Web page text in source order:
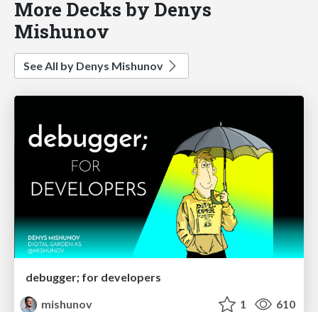
More Decks by Denys
Mishunov
See All by Denys Mishunov
debugger; for developers
mishunov
1 610